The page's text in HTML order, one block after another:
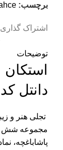
برچسب:
اشتراک
توضیحات
دانتل کد 96574
تجلی هنر و
مجموعه شش
پاشاباغچه،